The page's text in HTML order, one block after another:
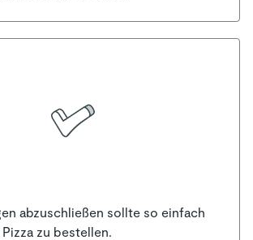
abzuschließen sollte so einfach
zu bestellen.